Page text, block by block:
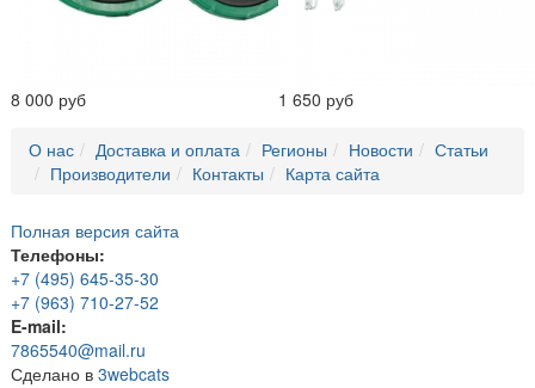
8 000 руб 1 650 руб
О нас Доставка и оплата Регионы Новости
Статьи
Производители
Контакты Карта сайта
Полная версия сайта
Телефоны:
+7 (495) 645-35-30
+7 (963) 710-27-52
E-mail:
7865540@mail.ru
Сделано в 3webcats